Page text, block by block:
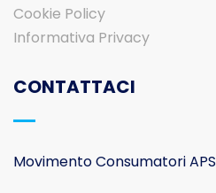
Cookie Policy
Informativa Privacy
CONTATTACI
Movimento Consumatori APS